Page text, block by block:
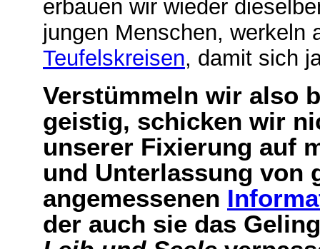
erbauen wir wieder
jungen Menschen, werkeln
Teufelskreisen, damit sich
Verstümmeln wir also
geistig, schicken wir
unserer Fixierung auf
und Unterlassung von
angemessenen
der auch sie das